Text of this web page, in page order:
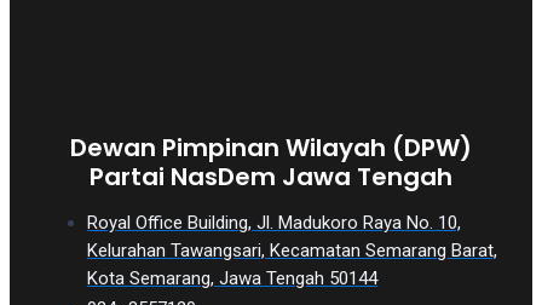
Dewan Pimpinan Wilayah (DPW)
Partai NasDem Jawa Tengah
Royal Office Building, Jl. Madukoro Raya No. 10,
Kelurahan Tawangsari, Kecamatan Semarang Barat,
Kota Semarang, Jawa Tengah 50144